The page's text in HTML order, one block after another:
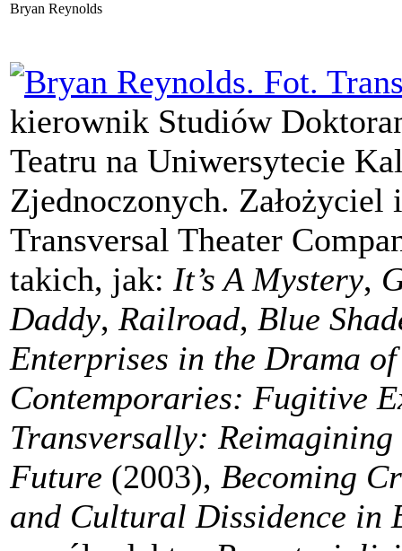
Bryan Reynolds
kierownik Studiów
Teatru na Uniwersytecie
Zjednoczonych. Założyciel
Transversal Theater
takich, jak: It’s A Mystery,
Daddy, Railroad, Blue
Enterprises in the Drama of
Contemporaries: Fugitive
Transversally:
Future (2003), Becoming
and Cultural Dissidence